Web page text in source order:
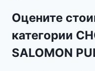
Оцените
категории
SALOMON